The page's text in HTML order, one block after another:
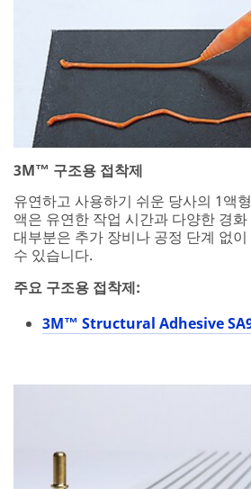
3M™ 구조용 접착제
유연하고 사용하기 쉬운 당사의 1액
액은 유연한 작업 시간과 다양한 경
대부분은 추가 장비나 공정 단계 없
수 있습니다.
주요 구조용 접착제:
3M™ Structural Adhesive